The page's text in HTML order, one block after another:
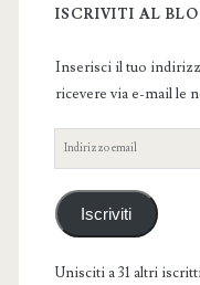
Sidebar
ISCRIVITI AL
Inserisci il tuo
ricevere via e-mail le
Indirizzo
email
Iscriviti
Unisciti a 31 altri